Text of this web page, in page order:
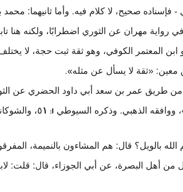
صحيح، لا كلام فيه. وأما ثانيهما:
رواية مهران عن الثوري اضطرابًا، ولكنه هنا
ابن المعتمر الكوفي، وهو ثقة ثبت حجة، لا
معين: «ثقة لا يسأل عن مثله».
وهذا الخبر، رواه الحاكم في المستدرك ٢: ٢٥٨ من طريق عمر بن سعد أبي داود
الذهبي. وذكره السيوطي ١: ١٥، والشوكاني
بالويل؟ قال: هم المشاءون بالنميمة،
من أهل البصرة، عن أبي الجوزاء، قال: قلت: